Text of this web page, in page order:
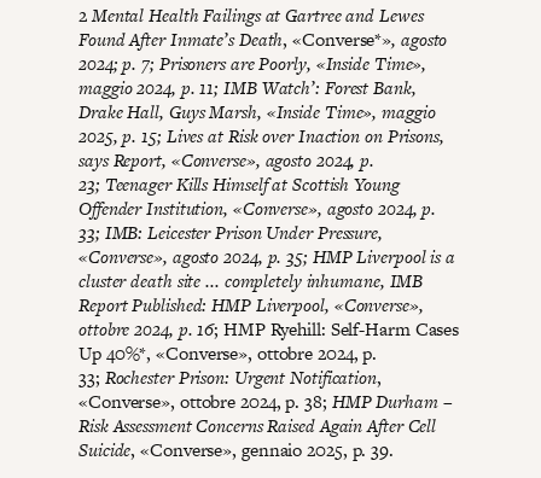
2Mental Health Failings at Gartree and Lewes
Found After Inmate’s Death, «Converse*», agosto
2024; p. 7; Prisoners are Poorly, «Inside Time»,
maggio 2024, p. 11;IMB Watch’: Forest Bank,
Drake Hall, Guys Marsh, «Inside Time», maggio
2025, p. 15; Lives at Risk over Inaction on Prisons,
says Report, «Converse», agosto 2024, p.
23; Teenager Kills Himself at Scottish Young
Offender Institution, «Converse», agosto 2024, p.
33; IMB: Leicester Prison Under Pressure,
«Converse», agosto 2024, p. 35; HMP Liverpool is a
cluster death site ... completely inhumane, IMB
Report Published: HMP Liverpool, «Converse»,
ottobre 2024, p. 16; HMP Ryehill: Self-Harm Cases
Up 40%*, «Converse», ottobre 2024, p.
33; Rochester Prison: Urgent Notification,
«Converse», ottobre 2024, p. 38; HMP Durham –
Risk Assessment Concerns Raised Again After Cell
Suicide, «Converse», gennaio 2025, p. 39.